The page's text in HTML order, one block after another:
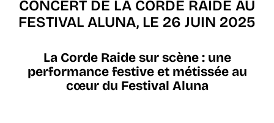
CONCERT DE LA CORDE RAIDE AU
FESTIVAL ALUNA, LE 26 JUIN 2025
La Corde Raide sur scène : une
performance festive et métissée au
cœur du Festival Aluna